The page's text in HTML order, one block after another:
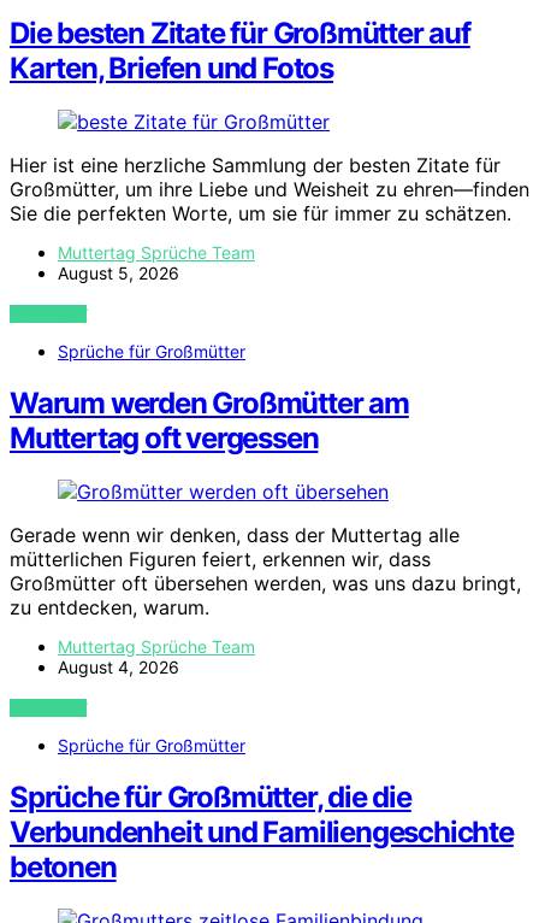
Die besten Zitate für Großmütter auf
Karten, Briefen und Fotos
Hier ist eine herzliche Sammlung der besten Zitate für
Großmütter, um ihre Liebe und Weisheit zu ehren—finden
Sie die perfekten Worte, um sie für immer zu schätzen.
Muttertag Sprüche Team
August 5, 2026
VIEW POST
Sprüche für Großmütter
Warum werden Großmütter am
Muttertag oft vergessen
Gerade wenn wir denken, dass der Muttertag alle
mütterlichen Figuren feiert, erkennen wir, dass
Großmütter oft übersehen werden, was uns dazu bringt,
zu entdecken, warum.
Muttertag Sprüche Team
August 4, 2026
VIEW POST
Sprüche für Großmütter
Sprüche für Großmütter, die die
Verbundenheit und Familiengeschichte
betonen